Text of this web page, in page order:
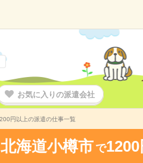
お気に入りの派遣会社
円以上の派遣の仕事一覧
北海道小樽市 で